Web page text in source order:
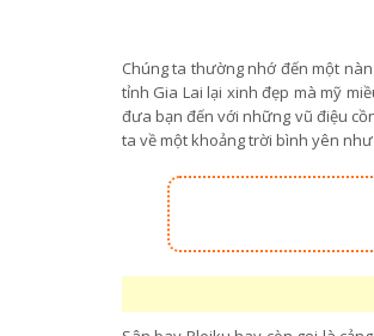
Chúng ta thường nhớ đến một
tỉnh Gia Lai lại xinh đẹp mà mỹ
đưa bạn đến với những vũ điệu
ta về một khoảng trời bình yên